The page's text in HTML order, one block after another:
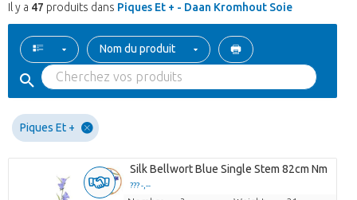
Il y a 47 produits dans Piques Et + - Daan Kromhout Soie
Nom du produit
Piques Et +
Silk Bellwort Blue Single Stem 82cm Nm
??? -,--